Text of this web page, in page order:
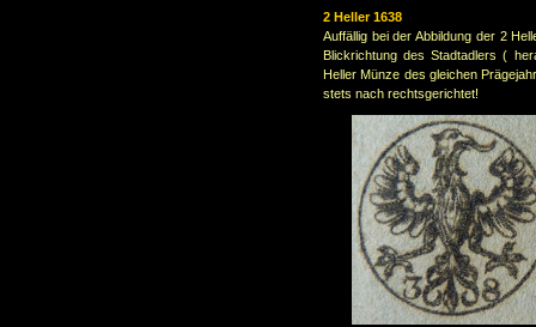
2 Heller 1638
Auffällig bei der Abbildung der 2
Blickrichtung des Stadtadlers (
Heller Münze des gleichen
stets nach rechtsgerichtet!